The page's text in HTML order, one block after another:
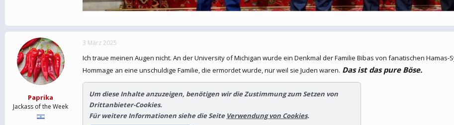
Paprika
Jackass of the Week
3 März 2025
Ich traue meinen Augen nicht. An der University of Michigan wurde ein Denkmal der Familie Bibas von fanatischen
Hommage an eine unschuldige Familie, die ermordet wurde, nur weil sie Juden waren. Das ist das pure Böse.
Um diese Inhalte anzuzeigen, benötigen wir die Zustimmung zum Setzen von
Drittanbieter-Cookies.
Für weitere Informationen siehe die Seite Verwendung von Cookies.